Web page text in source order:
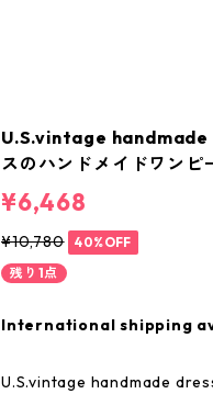
U.S.vintage handmade
スのハンドメイドワンピ
¥6,468
¥10,780
40%OFF
残り1点
International shipping
U.S.vintage handmade